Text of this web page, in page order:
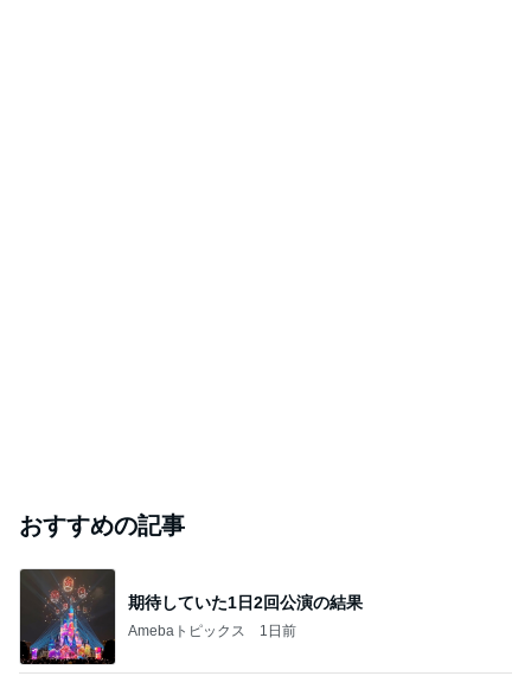
おすすめの記事
期待していた1日2回公演の結果
Amebaトピックス 1日前